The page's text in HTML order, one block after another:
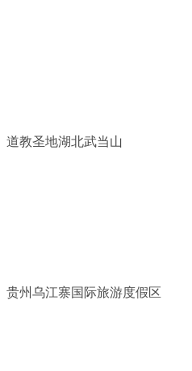
道教圣地湖北武当山
贵州乌江寨国际旅游度假区